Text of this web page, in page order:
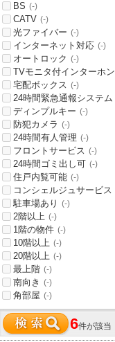
BS (-)
CATV (-)
光ファイバー (-)
インターネット対応 (-)
オートロック (-)
TVモニタ付インターホン
宅配ボックス (-)
24時間緊急通報システム
ディンプルキー (-)
防犯カメラ (-)
24時間有人管理 (-)
フロントサービス (-)
24時間ゴミ出し可 (-)
住戸内覧可能 (-)
コンシェルジュサービス
駐車場あり (-)
2階以上 (-)
1階の物件 (-)
10階以上 (-)
20階以上 (-)
最上階 (-)
南向き (-)
角部屋 (-)
6件が該当